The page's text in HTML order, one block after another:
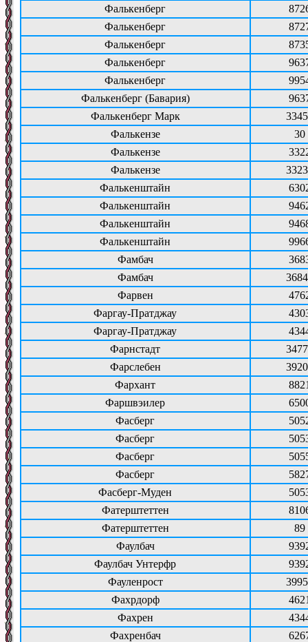
Фалькенберг
Фалькенберг
Фалькенберг
Фалькенберг
Фалькенберг
Фалькенберг (Бавария)
Фалькенберг Марк
Фалькензе
30
Фалькензе
Фалькензе
Фалькенштайн
Фалькенштайн
Фалькенштайн
Фалькенштайн
Фамбач
Фамбач
Фарвен
Фаргау-Пратджау
Фаргау-Пратджау
Фарнстадт
Фарслебен
Фархант
Фаршвэилер
Фасберг
Фасберг
Фасберг
Фасберг
Фасберг-Муден
Фатерштеттен
Фатерштеттен
89
Фаулбач
Фаулбач Унтерфр
Фауленрост
Фахрдорф
Фахрен
Фахренбач